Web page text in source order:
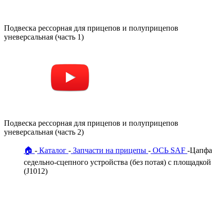
Подвеска рессорная для прицепов и полуприцепов
уневерсальная (часть 1)
Подвеска рессорная для прицепов и полуприцепов
уневерсальная (часть 2)
🏠 Каталог Запчасти на прицепы ОСЬ SAF Цапфа
седельно-сцепного устройства (без потая) с площадкой
(J1012)